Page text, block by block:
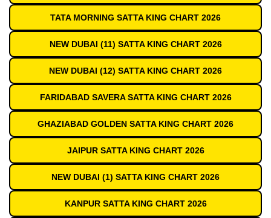
TATA MORNING SATTA KING CHART 2026
NEW DUBAI (11) SATTA KING CHART 2026
NEW DUBAI (12) SATTA KING CHART 2026
FARIDABAD SAVERA SATTA KING CHART 2026
GHAZIABAD GOLDEN SATTA KING CHART 2026
JAIPUR SATTA KING CHART 2026
NEW DUBAI (1) SATTA KING CHART 2026
KANPUR SATTA KING CHART 2026